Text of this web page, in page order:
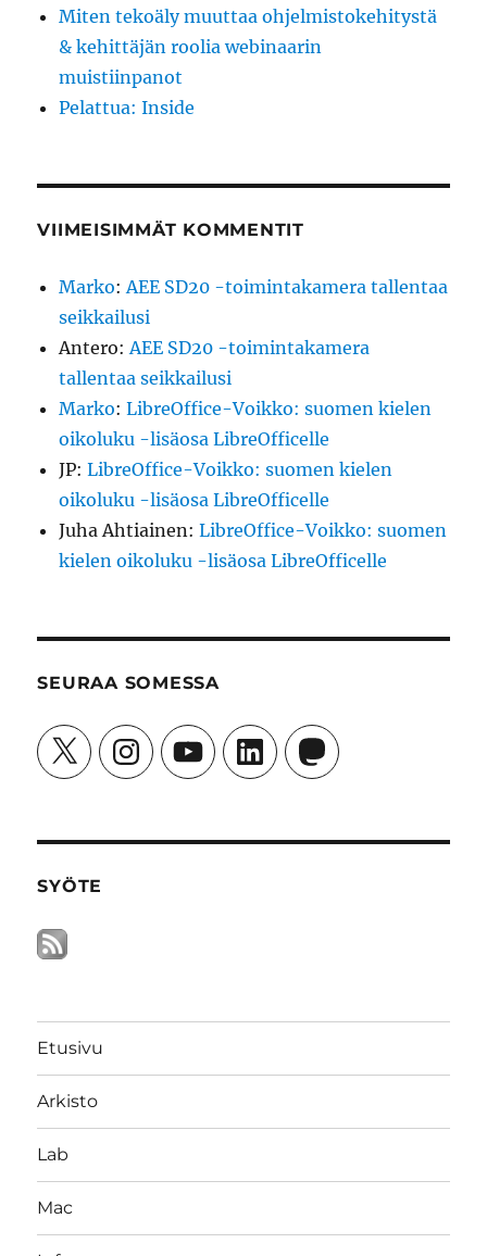
Miten tekoäly muuttaa ohjelmistokehitystä
& kehittäjän roolia webinaarin
muistiinpanot
Pelattua: Inside
VIIMEISIMMÄT KOMMENTIT
Marko:AEE SD20 -toimintakamera tallentaa
seikkailusi
Antero:AEE SD20 -toimintakamera
tallentaa seikkailusi
Marko:LibreOffice-Voikko: suomen kielen
oikoluku -lisäosa LibreOfficelle
JP:LibreOffice-Voikko: suomen kielen
oikoluku -lisäosa LibreOfficelle
Juha Ahtiainen:LibreOffice-Voikko: suomen
kielen oikoluku -lisäosa LibreOfficelle
SEURAA SOMESSA
X InstagramYouTubeLinkedInMastodon
SYÖTE
Etusivu
Arkisto
Lab
Mac